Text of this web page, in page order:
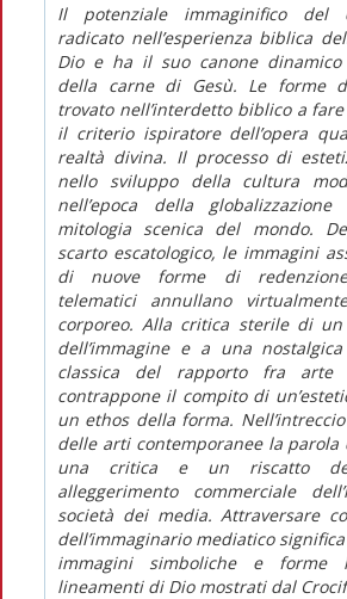
Il potenziale immaginifico del
radicato nell’esperienza biblica
Dio e ha il suo canone dinamico
della carne di Gesù. Le forme
trovato nell’interdetto biblico a
il criterio ispiratore dell’opera
realtà divina. Il processo di
nello sviluppo della cultura
nell’epoca della
mitologia scenica del mondo.
scarto escatologico, le immagini
di nuove forme di
telematici annullano
corporeo. Alla critica sterile di un
dell’immagine e a una
classica del rapporto fra
contrappone il compito di
un ethos della forma.
delle arti contemporanee la parola
una critica e un riscatto
alleggerimento commerciale
società dei media. Attraversare
dell’immaginario mediatico
immagini simboliche e forme
lineamenti di Dio mostrati dal